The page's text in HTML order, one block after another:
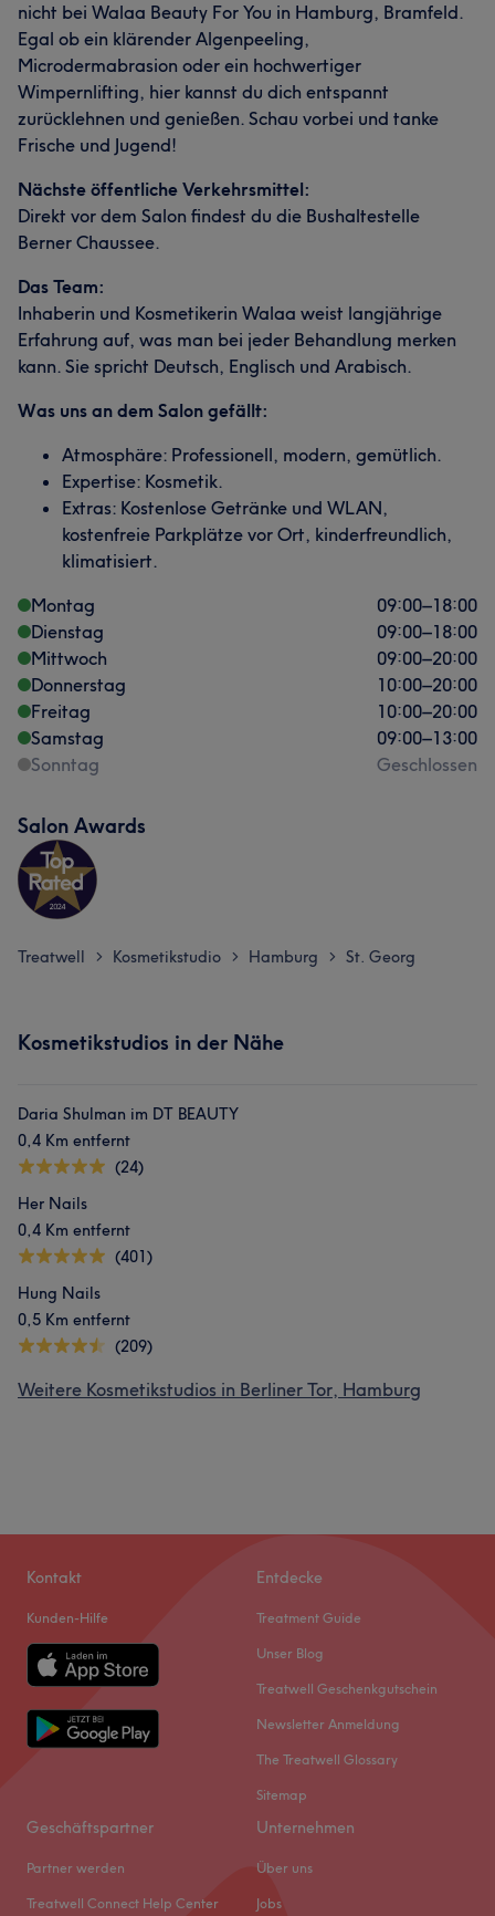
nicht bei Walaa Beauty For You in Hamburg, Bramfeld.
Egal ob ein klärender Algenpeeling,
Microdermabrasion oder ein hochwertiger
Wimpernlifting, hier kannst du dich entspannt
zurücklehnen und genießen. Schau vorbei und tanke
Frische und Jugend!
Nächste öffentliche Verkehrsmittel:
Direkt vor dem Salon findest du die Bushaltestelle
Berner Chaussee.
Das Team:
Inhaberin und Kosmetikerin Walaa weist langjährige
Erfahrung auf, was man bei jeder Behandlung merken
kann. Sie spricht Deutsch, Englisch und Arabisch.
Was uns an dem Salon gefällt:
Atmosphäre: Professionell, modern, gemütlich.
Expertise: Kosmetik.
Extras: Kostenlose Getränke und WLAN,
kostenfreie Parkplätze vor Ort, kinderfreundlich,
klimatisiert.
Montag
09:00–18:00
Dienstag
09:00–18:00
Mittwoch
09:00–20:00
Donnerstag
10:00–20:00
Freitag
10:00–20:00
Samstag
09:00–13:00
Sonntag
Geschlossen
Salon Awards
Treatwell > Kosmetikstudio > Hamburg > St. Georg
Kosmetikstudios in der Nähe
Daria Shulman im DT BEAUTY
0,4 Km entfernt
(24)
Her Nails
0,4 Km entfernt
(401)
Hung Nails
0,5 Km entfernt
(209)
Weitere Kosmetikstudios in Berliner Tor, Hamburg
Kontakt
Kunden-Hilfe
Entdecke
Treatment Guide
Unser Blog
Treatwell Geschenkgutschein
Newsletter Anmeldung
The Treatwell Glossary
Sitemap
Geschäftspartner
Partner werden
Treatwell Connect Help Center
Unternehmen
Über uns
Jobs